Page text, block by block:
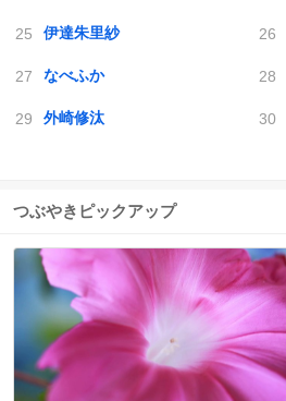
伊達朱里紗
なべふか
外崎修汰
つぶやきピックアップ